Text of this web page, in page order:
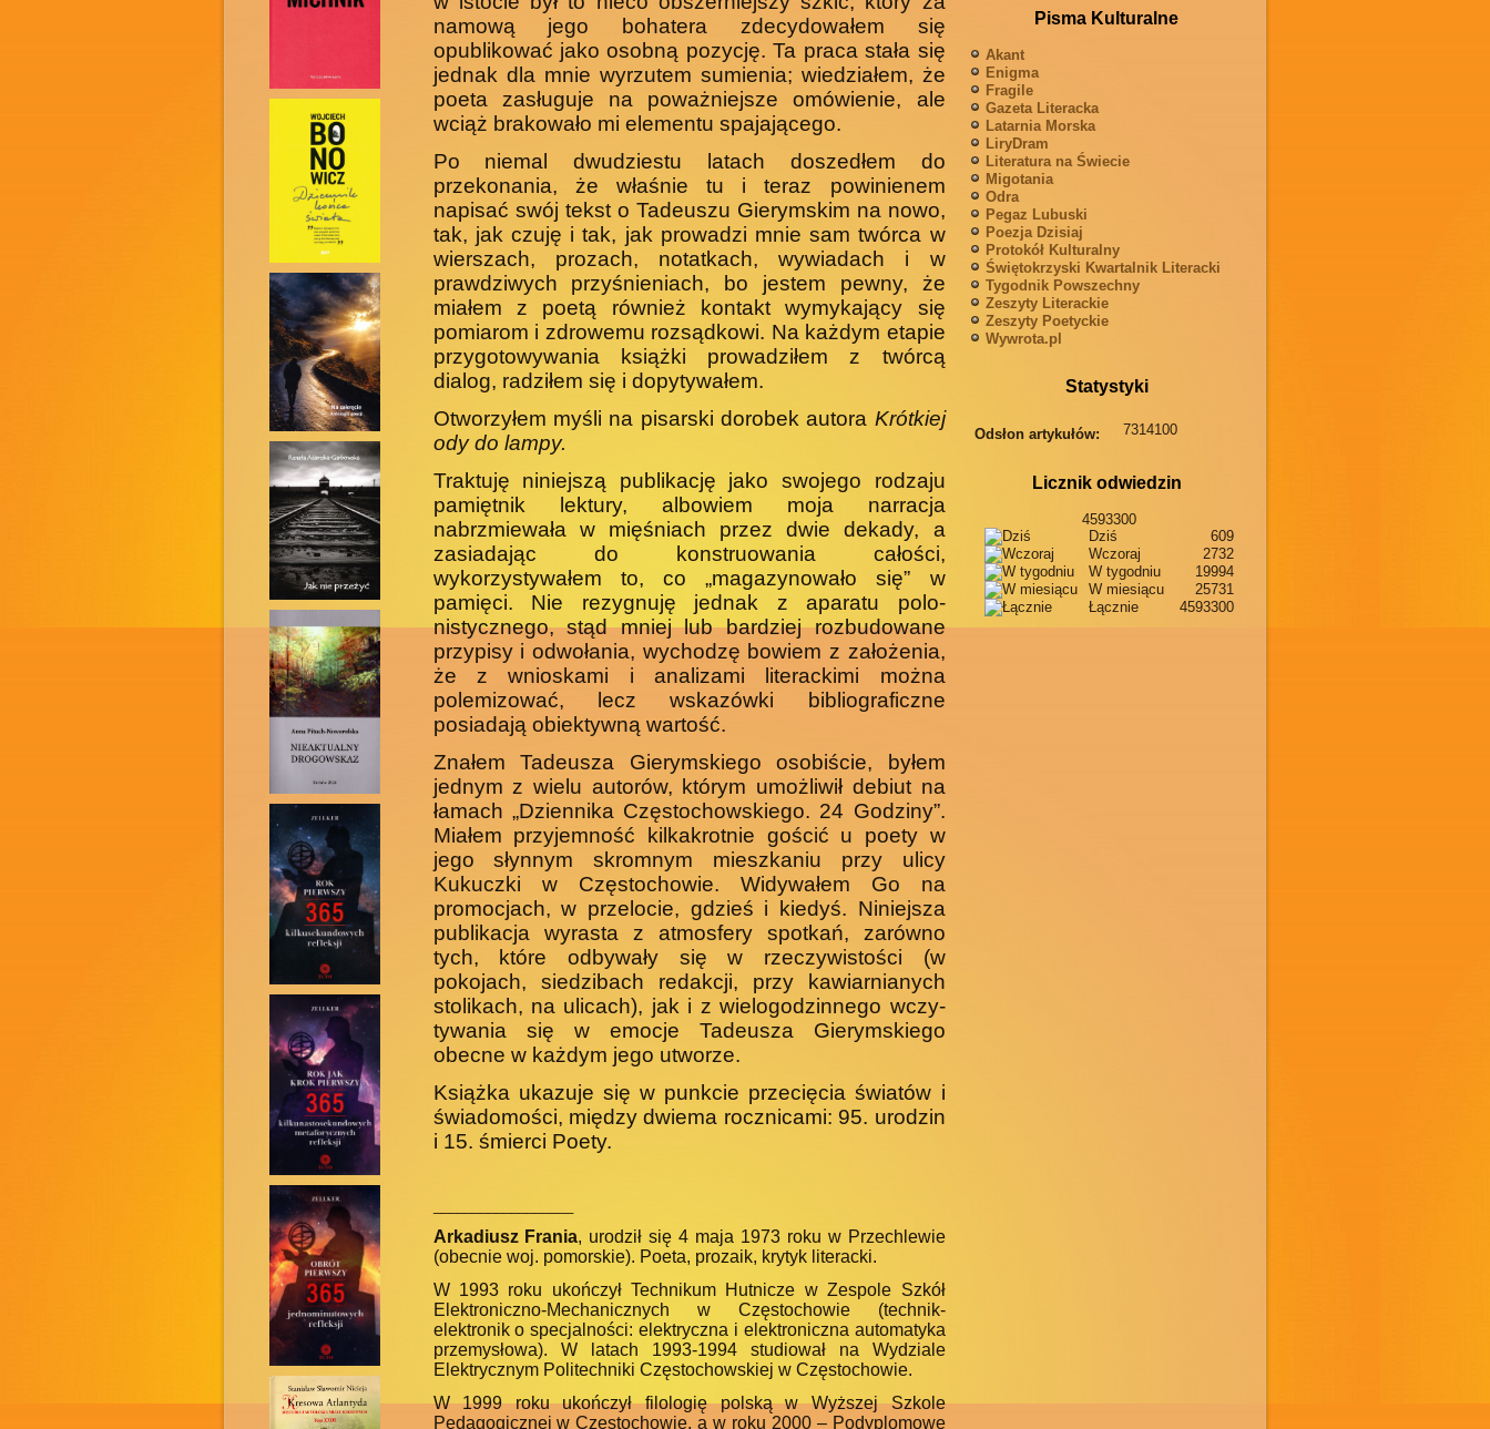
namową jego bohatera zdecydowałem się
opublikować jako osobną pozycję. Ta praca stała się
jednak dla mnie wyrzutem sumienia; wiedziałem, że
poeta zasługuje na poważniejsze omówienie, ale
wciąż brakowało mi elementu spajającego.
Po niemal dwudziestu latach doszedłem do
przekonania, że właś­nie tu i teraz powinienem
napisać swój tekst o Tadeuszu Gierymskim na nowo,
tak, jak czuję i tak, jak prowadzi mnie sam twórca w
wier­szach, prozach, notatkach, wywiadach i w
prawdziwych przyśnieniach, bo jestem pewny, że
miałem z poetą również kontakt wymykający się
pomiarom i zdrowemu rozsądkowi. Na każdym etapie
przygotowywa­nia książki prowadziłem z twórcą
dialog, radziłem się i dopytywałem.
Otworzyłem myśli na pisarski dorobek autora Krótkiej
ody do lampy.
Traktuję niniejszą publikację jako swojego rodzaju
pamiętnik lek­tury, albowiem moja narracja
nabrzmiewała w mięśniach przez dwie dekady, a
zasiadając do konstruowania całości,
wykorzystywałem to, co „magazynowało się” w
pamięci. Nie rezygnuję jednak z aparatu polo­
nistycznego, stąd mniej lub bardziej rozbudowane
przypisy i odwołania, wychodzę bowiem z założenia,
że z wnioskami i analizami literackimi można
polemizować, lecz wskazówki bibliograficzne
posiadają obiek­tywną wartość.
Znałem Tadeusza Gierymskiego osobiście, byłem
jednym z wielu autorów, którym umożliwił debiut na
łamach „Dziennika Częstochow­skiego. 24 Godziny”.
Miałem przyjemność kilkakrotnie gościć u poety w
jego słynnym skromnym mieszkaniu przy ulicy
Kukuczki w Często­chowie. Widywałem Go na
promocjach, w przelocie, gdzieś i kiedyś. Niniejsza
publikacja wyrasta z atmosfery spotkań, zarówno
tych, które odbywały się w rzeczywistości (w
pokojach, siedzibach redakcji, przy kawiarnianych
stolikach, na ulicach), jak i z wielogodzinnego wczy­
tywania się w emocje Tadeusza Gierymskiego
obecne w każdym jego utworze.
Książka ukazuje się w punkcie przecięcia światów i
świadomości, między dwiema rocznicami: 95. urodzin
i 15. śmierci Poety.
Arkadiusz Frania, urodził się 4 maja 1973 roku w Przechlewie
(obecnie woj. pomorskie). Poeta, prozaik, krytyk literacki.
W 1993 roku ukończył Technikum Hutnicze w Zespole Szkół
Elektroniczno-Mechanicznych w Częstochowie (technik-
elektronik o specjalności: elektryczna i elektroniczna automatyka
przemysłowa). W latach 1993-1994 studiował na Wydziale
Elektrycznym Politechniki Częstochowskiej w Częstochowie.
W 1999 roku ukończył filologię polską w Wyższej Szkole
Pedagogicznej w Częstochowie, a w roku 2000 – Podyplomowe
Pisma Kulturalne
Akant
Enigma
Fragile
Gazeta Literacka
Latarnia Morska
LiryDram
Literatura na Świecie
Migotania
Odra
Pegaz Lubuski
Poezja Dzisiaj
Protokół Kulturalny
Świętokrzyski Kwartalnik Literacki
Tygodnik Powszechny
Zeszyty Literackie
Zeszyty Poetyckie
Wywrota.pl
Statystyki
Odsłon artykułów: 7314100
Licznik odwiedzin
4593300
Dziś
609
Wczoraj
2732
W tygodniu
19994
W miesiącu
25731
Łącznie
4593300